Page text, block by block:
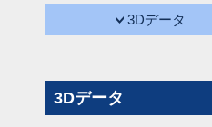
3Dデータ
3Dデータ